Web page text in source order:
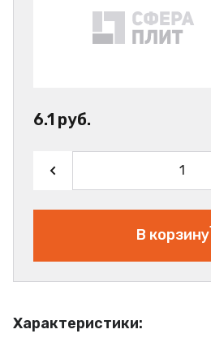
Характеристики:
6.1 руб.
В корзину